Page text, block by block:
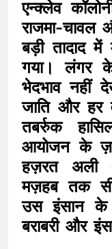
एन्क्लेव
राजमा-
बड़ी तादाद
गया। लंगर
भेदभाव नहीं
जाति और हर
तबर्रुक
आयोजन के
हज़रत अली
मज़हब तक
उस इंसान के
बराबरी और